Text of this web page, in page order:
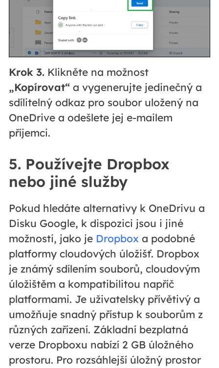
Krok 3.Klikněte na možnost
„Kopírovat“a vygenerujte jedinečný a
sdílitelný odkaz pro soubor uložený na
OneDrive a odešlete jej e-mailem
příjemci.
5. Používejte Dropbox
nebo jiné služby
Pokud hledáte alternativy k OneDrivu a
Disku Google, k dispozici jsou i jiné
možnosti, jako je Dropboxa podobné
platformy cloudových úložišť. Dropbox
je známý sdílením souborů, cloudovým
úložištěm a kompatibilitou napříč
platformami. Je uživatelsky přívětivý a
umožňuje snadný přístup k souborům z
různých zařízení. Základní bezplatná
verze Dropboxu nabízí 2 GB úložného
prostoru. Pro rozsáhlejší úložný prostor